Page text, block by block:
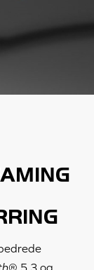
® 5.3 og